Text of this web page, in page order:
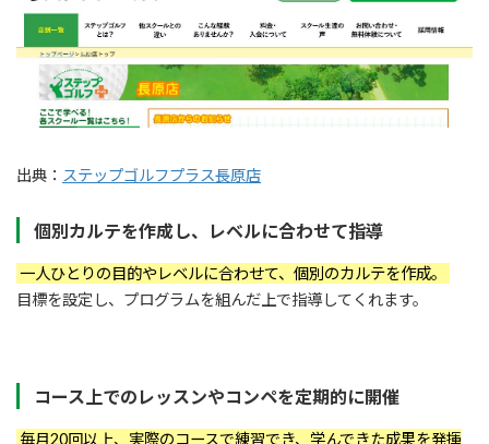
出典： ステップゴルフプラス長原店
個別カルテを作成し、レベルに合わせて指導
一人ひとりの目的やレベルに合わせて、個別のカルテを作成。
目標を設定し、プログラムを組んだ上で指導してくれます。
コース上でのレッスンやコンペを定期的に開催
毎月20回以上、実際のコースで練習でき、学んできた成果を発揮